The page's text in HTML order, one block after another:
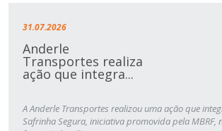
31.07.2026
Anderle
Transportes realiza
ação que integra...
A Anderle Transportes realizou uma ação que
Safrinha Segura, iniciativa promovida pela MBRF,